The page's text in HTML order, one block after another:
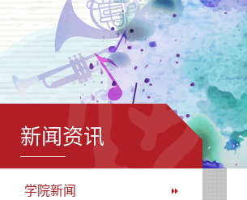
新闻资讯
学院新闻